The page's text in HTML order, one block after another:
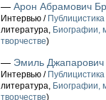
— Арон Абрамович
Интервью / Публицистика
литература, Биографии,
творчестве)
— Эмиль
Интервью / Публицистика
литература, Биографии,
творчестве)